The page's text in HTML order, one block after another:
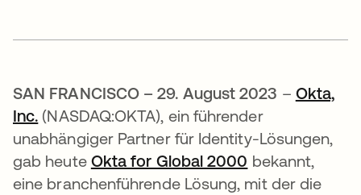
SAN FRANCISCO – 29. August 2023 – Okta,
Inc. (NASDAQ:OKTA), ein führender
unabhängiger Partner für Identity-Lösungen,
gab heute Okta for Global 2000 bekannt,
eine branchenführende Lösung, mit der die